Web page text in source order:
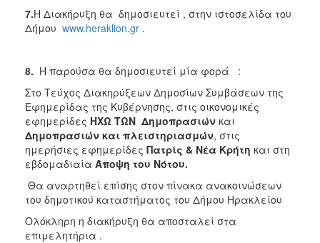
7.Η Διακήρυξη θα δημοσιευτεί , στην ιστοσελίδα του
Δήμου www.heraklion.gr .
8. Η παρούσα θα δημοσιευτεί μία φορά :
Στο Τεύχος Διακηρύξεων Δημοσίων Συμβάσεων της
Εφημερίδας της Κυβέρνησης, στις οικονομικές
εφημερίδες ΗΧΩ ΤΩΝ Δημοπρασιών και
Δημοπρασιών και πλειστηριασμών, στις
ημερήσιες εφημερίδες Πατρίς & Νέα Κρήτη και στη
εβδομαδιαία Άποψη του Νότου.
Θα αναρτηθεί επίσης στον πίνακα ανακοινώσεων
του δημοτικού καταστήματος του Δήμου Ηρακλείου
Ολόκληρη η διακήρυξη θα αποσταλεί στα
επιμελητήρια .